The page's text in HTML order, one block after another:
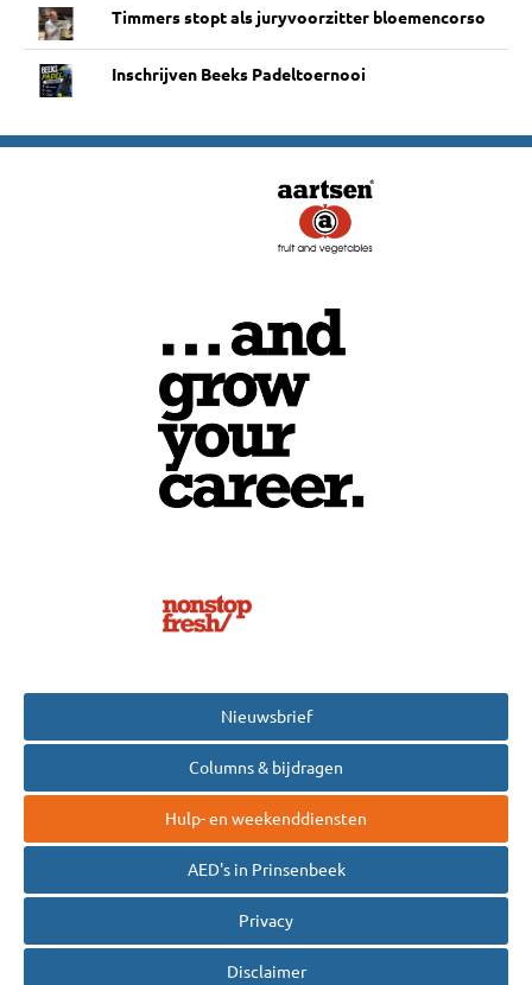
Timmers stopt als juryvoorzitter bloemencorso
Inschrijven Beeks Padeltoernooi
Nieuwsbrief
Columns & bijdragen
Hulp- en weekenddiensten
AED's in Prinsenbeek
Privacy
Disclaimer